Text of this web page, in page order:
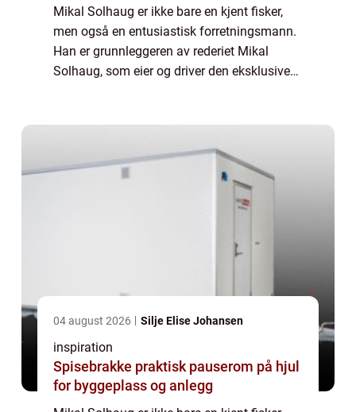
Mikal Solhaug er ikke bare en kjent fisker,
men også en entusiastisk forretningsmann.
Han er grunnleggeren av rederiet Mikal
Solhaug, som eier og driver den eksklusive
04 august 2026 Silje Elise Johansen
inspiration
Spisebrakke praktisk pauserom på hjul
for byggeplass og anlegg